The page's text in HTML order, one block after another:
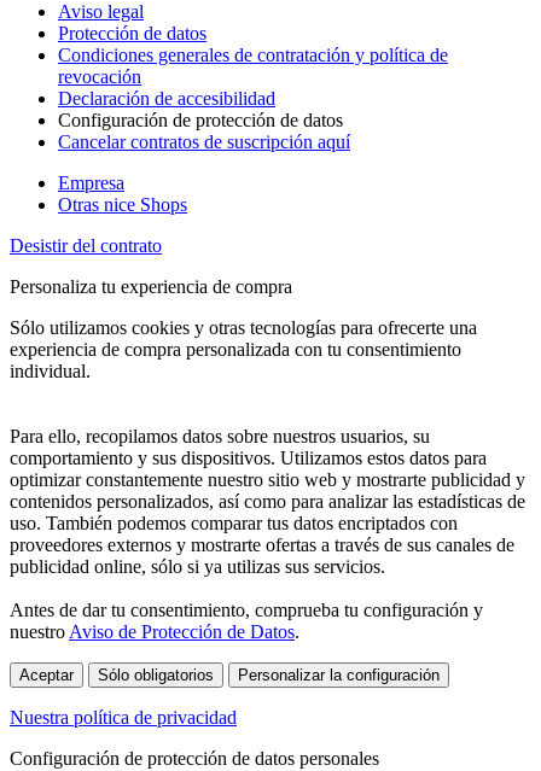
Aviso legal
Protección de datos
Condiciones generales de contratación y política de
revocación
Declaración de accesibilidad
Configuración de protección de datos
Cancelar contratos de suscripción aquí
Empresa
Otras nice Shops
Desistir del contrato
Personaliza tu experiencia de compra
Sólo utilizamos cookies y otras tecnologías para ofrecerte una
experiencia de compra personalizada con tu consentimiento
individual.
Para ello, recopilamos datos sobre nuestros usuarios, su
comportamiento y sus dispositivos. Utilizamos estos datos para
optimizar constantemente nuestro sitio web y mostrarte publicidad y
contenidos personalizados, así como para analizar las estadísticas de
uso. También podemos comparar tus datos encriptados con
proveedores externos y mostrarte ofertas a través de sus canales de
publicidad online, sólo si ya utilizas sus servicios.
Antes de dar tu consentimiento, comprueba tu configuración y
nuestroAviso de Protección de Datos.
Aceptar Sólo obligatorios Personalizar la configuración
Nuestra política de privacidad
Configuración de protección de datos personales